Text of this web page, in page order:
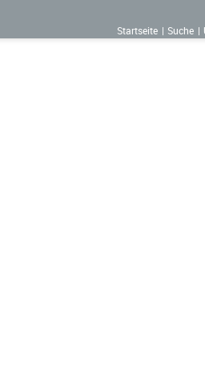
Startseite
Suche